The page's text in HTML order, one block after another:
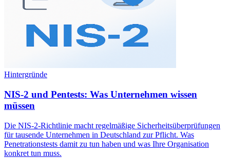
Hintergründe
NIS-2 und Pentests: Was Unternehmen wissen
müssen
Die NIS-2-Richtlinie macht regelmäßige Sicherheitsüberprüfungen
für tausende Unternehmen in Deutschland zur Pflicht. Was
Penetrationstests damit zu tun haben und was Ihre Organisation
konkret tun muss.